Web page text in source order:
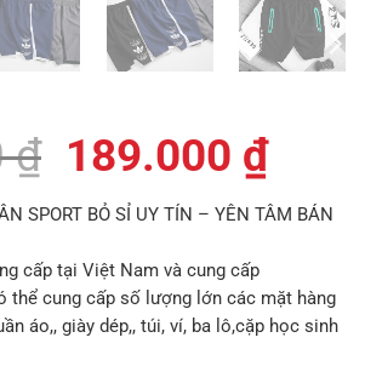
₫ Giá
gốc
219.000 ₫.
189.000 ₫Giá
hiện
là:
SPORT BỎ SỈ UY TÍN – YÊN TÂM BÁN
cấp tại Việt Nam và cung cấp
thể cung cấp số lượng lớn các mặt hàng
áo,, giày dép,, túi, ví, ba lô,cặp học sinh